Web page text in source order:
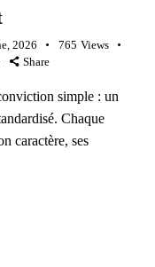
2026 765 Views
Share
simple : un
Chaque
caractère, ses